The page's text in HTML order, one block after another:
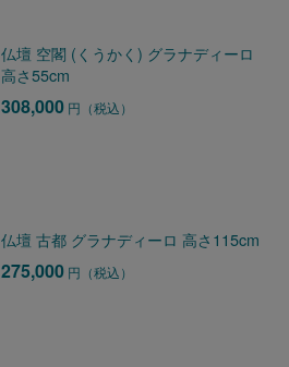
仏壇 空閣 (くうかく) グラナディーロ
高さ55cm
308,000 円（税込）
仏壇 古都 グラナディーロ 高さ115cm
275,000 円（税込）